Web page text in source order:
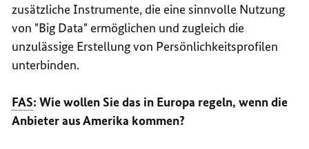
zusätzliche Instrumente, die eine sinnvolle Nutzung
von "Big Data" ermöglichen und zugleich die
unzulässige Erstellung von Persönlichkeitsprofilen
unterbinden.
FAS: Wie wollen Sie das in Europa regeln, wenn die
Anbieter aus Amerika kommen?